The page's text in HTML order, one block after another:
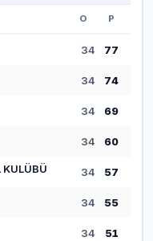
O P
34 77
34 74
34 69
34 60
KULÜBÜ 34 57
34 55
34 51